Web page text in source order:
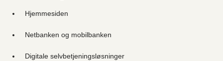
Hjemmesiden
Netbanken og mobilbanken
Digitale selvbetjeningsløsninger